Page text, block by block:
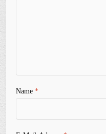
Name*